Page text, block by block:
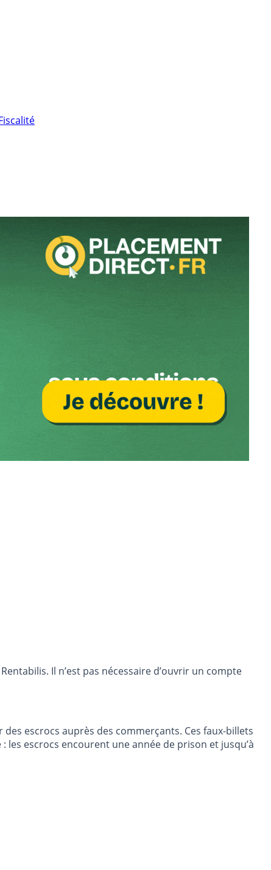
Il n’est pas nécessaire d’ouvrir un compte
escrocs auprès des commerçants. Ces faux-billets
les escrocs encourent une année de prison et jusqu’à